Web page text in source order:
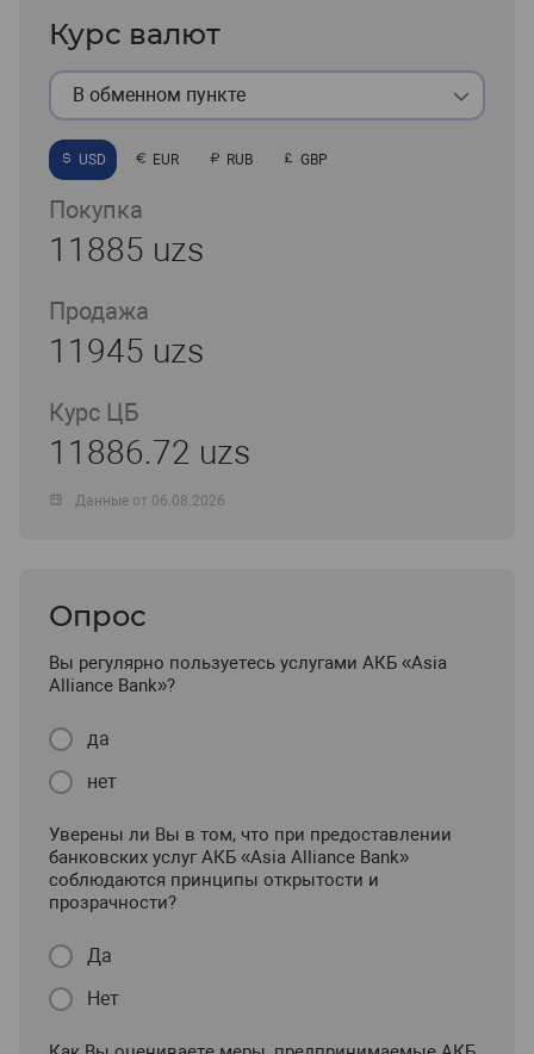
Курс валют
В обменном пункте
USD EUR RUB GBP
Покупка
11885 uzs
Продажа
11945 uzs
Курс ЦБ
11886.72 uzs
Данные от 06.08.2026
Опрос
Вы регулярно пользуетесь услугами АКБ «Asia
Alliance Bank»?
да
нет
Уверены ли Вы в том, что при предоставлении
банковских услуг АКБ «Asia Alliance Bank»
соблюдаются принципы открытости и
прозрачности?
Да
Нет